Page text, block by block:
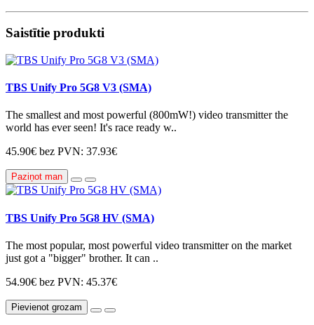
Saistītie produkti
TBS Unify Pro 5G8 V3 (SMA)
The smallest and most powerful (800mW!) video transmitter the
world has ever seen! It's race ready w..
45.90€ bez PVN: 37.93€
Paziņot man
TBS Unify Pro 5G8 HV (SMA)
The most popular, most powerful video transmitter on the market
just got a "bigger" brother. It can ..
54.90€ bez PVN: 45.37€
Pievienot grozam